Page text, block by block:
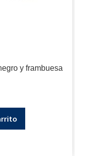
y frambuesa